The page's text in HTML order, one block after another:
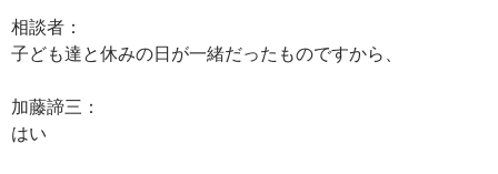
相談者：
子ども達と休みの日が一緒だったものですから、
加藤諦三：
はい